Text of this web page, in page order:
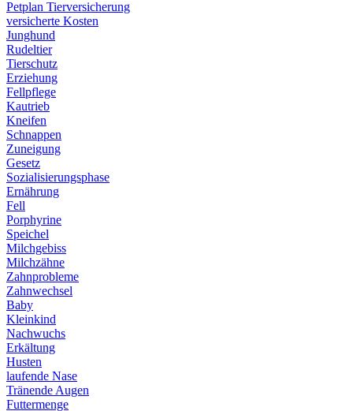
Petplan Tierversicherung
versicherte Kosten
Junghund
Rudeltier
Tierschutz
Erziehung
Fellpflege
Kautrieb
Kneifen
Schnappen
Zuneigung
Gesetz
Sozialisierungsphase
Ernährung
Fell
Porphyrine
Speichel
Milchgebiss
Milchzähne
Zahnprobleme
Zahnwechsel
Baby
Kleinkind
Nachwuchs
Erkältung
Husten
laufende Nase
Tränende Augen
Futtermenge